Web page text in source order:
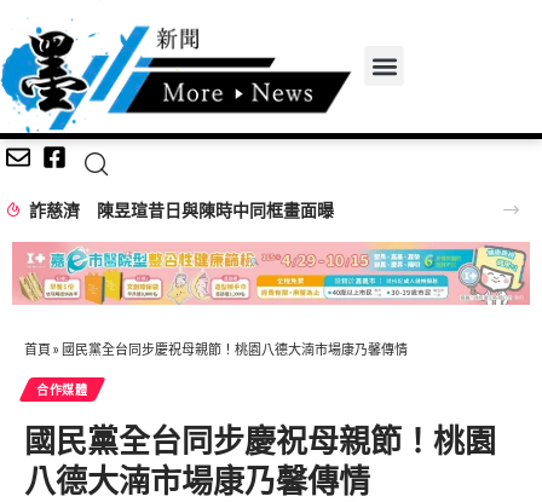
詐慈濟 陳昱瑄昔日與陳時中同框畫面曝
首頁 » 國民黨全台同步慶祝母親節！桃園八德大湳市場康乃馨傳情
合作媒體
國民黨全台同步慶祝母親節！桃園
八德大湳市場康乃馨傳情